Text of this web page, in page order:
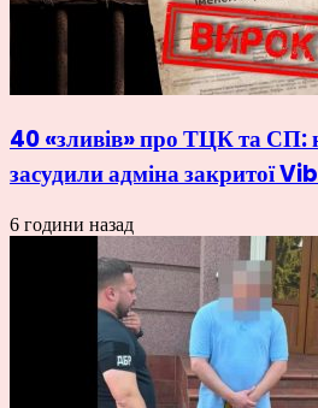
40 «зливів» про ТЦК та СП:
засудили адміна закритої
6 години назад